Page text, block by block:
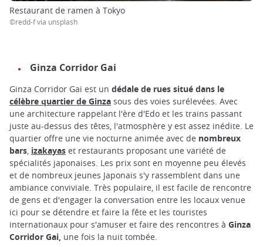
Restaurant de ramen à Tokyo
©redd-f via unsplash
Ginza Corridor Gai
Ginza Corridor Gai est un dédale de rues situé dans le
célèbre quartier de Ginza sous des voies surélevées. Avec
une architecture rappelant l'ère d'Edo et les trains passant
juste au-dessus des têtes, l'atmosphère y est assez inédite. Le
quartier offre une vie nocturne animée avec de nombreux
bars izakayas et restaurants proposant une variété de
spécialités japonaises. Les prix sont en moyenne peu élevés
et de nombreux jeunes Japonais s'y rassemblent dans une
ambiance conviviale. Très populaire, il est facile de rencontre
de gens et d'engager la conversation entre les locaux venue
ici pour se détendre et faire la fête et les touristes
internationaux pour s'amuser et faire des rencontres à Ginza
Corridor Gai, une fois la nuit tombée.